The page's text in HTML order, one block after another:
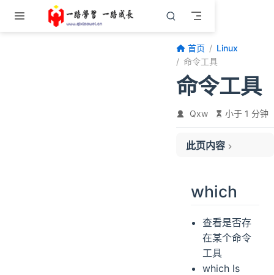
跳至主要內容
首页
Linux
命令工具
命令工具
Qxw 小于 1 分钟
此页内容
which
查看是否存
在某个命令
工具
which ls